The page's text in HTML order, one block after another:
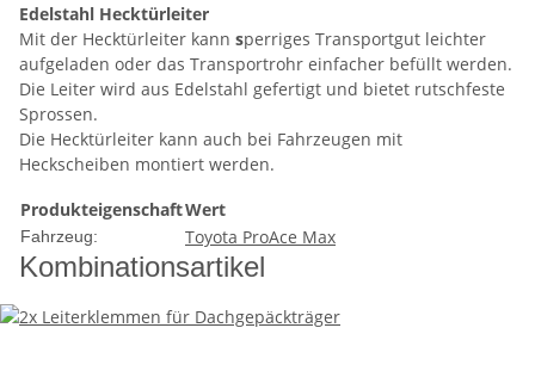
Edelstahl Hecktürleiter
Mit der Hecktürleiter kann sperriges Transportgut leichter
aufgeladen oder das Transportrohr einfacher befüllt werden.
Die Leiter wird aus Edelstahl gefertigt und bietet rutschfeste
Sprossen.
Die Hecktürleiter kann auch bei Fahrzeugen mit
Heckscheiben montiert werden.
ProdukteigenschaftWert
Fahrzeug: Toyota ProAce Max
Kombinationsartikel